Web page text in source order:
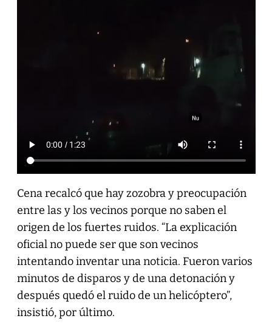
Cena recalcó que hay zozobra y preocupación
entre las y los vecinos porque no saben el
origen de los fuertes ruidos. “La explicación
oficial no puede ser que son vecinos
intentando inventar una noticia. Fueron varios
minutos de disparos y de una detonación y
después quedó el ruido de un helicóptero”,
insistió, por último.